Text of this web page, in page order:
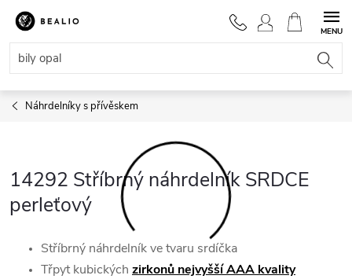
Přejít
obsah
NÁKUPNÍ
KOŠÍK
Náhrdelníky s přívěskem
14292 Stříbrný náhrdelník SRDCE
perleťový
Stříbrný náhrdelník ve tvaru srdíčka
Třpyt kubických zirkonů nejvyšší AAA kvality